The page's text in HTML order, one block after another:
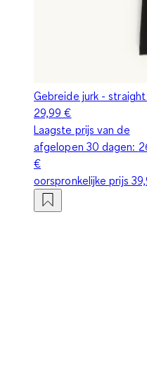
Gebreide jurk -
29,99 €
Laagste prijs van de
afgelopen 30 dagen:
€
oorspronkelijke prijs